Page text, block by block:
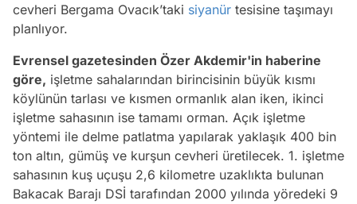
cevheri Bergama Ovacık’taki siyanür tesisine taşımayı
planlıyor.
Evrensel gazetesinden Özer Akdemir'in haberine
göre, işletme sahalarından birincisinin büyük kısmı
köylünün tarlası ve kısmen ormanlık alan iken, ikinci
işletme sahasının ise tamamı orman. Açık işletme
yöntemi ile delme patlatma yapılarak yaklaşık 400 bin
ton altın, gümüş ve kurşun cevheri üretilecek. 1. işletme
sahasının kuş uçuşu 2,6 kilometre uzaklıkta bulunan
Bakacak Barajı DSİ tarafından 2000 yılında yöredeki 9